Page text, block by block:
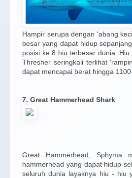
Hampir serupa dengan 'abang
besar yang dapat hidup
posisi ke 8 hiu terbesar dunia.
Thresher seringkali terlihat
dapat mencapai berat hingga
7. Great Hammerhead Shark
Great Hammerhead,
hammerhead yang dapat hidup
seluruh dunia layaknya hiu - hiu